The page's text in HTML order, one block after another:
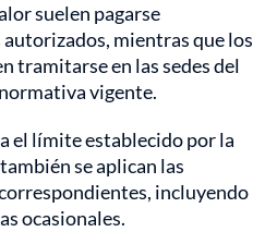
suelen pagarse
mientras que los
tramitarse en las sedes del
vigente.
el límite establecido por la
se aplican las
incluyendo
ocasionales.